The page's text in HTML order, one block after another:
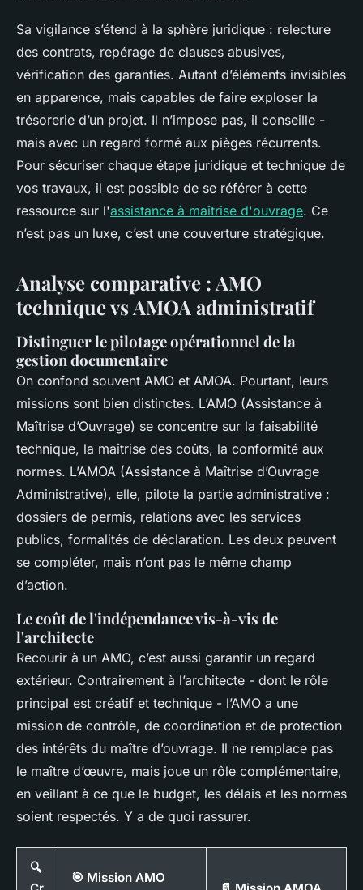
Sa vigilance s’étend à la sphère juridique : relecture
des contrats, repérage de clauses abusives,
vérification des garanties. Autant d’éléments invisibles
en apparence, mais capables de faire exploser la
trésorerie d’un projet. Il n’impose pas, il conseille -
mais avec un regard formé aux pièges récurrents.
Pour sécuriser chaque étape juridique et technique de
vos travaux, il est possible de se référer à cette
ressource sur l'assistance à maîtrise d'ouvrage. Ce
n’est pas un luxe, c’est une couverture stratégique.
Analyse comparative : AMO
technique vs AMOA administratif
Distinguer le pilotage opérationnel de la
gestion documentaire
On confond souvent AMO et AMOA. Pourtant, leurs
missions sont bien distinctes. L’AMO (Assistance à
Maîtrise d’Ouvrage) se concentre sur la faisabilité
technique, la maîtrise des coûts, la conformité aux
normes. L’AMOA (Assistance à Maîtrise d’Ouvrage
Administrative), elle, pilote la partie administrative :
dossiers de permis, relations avec les services
publics, formalités de déclaration. Les deux peuvent
se compléter, mais n’ont pas le même champ
d’action.
Le coût de l'indépendance vis-à-vis de
l'architecte
Recourir à un AMO, c’est aussi garantir un regard
extérieur. Contrairement à l’architecte - dont le rôle
principal est créatif et technique - l’AMO a une
mission de contrôle, de coordination et de protection
des intérêts du maître d’ouvrage. Il ne remplace pas
le maître d’œuvre, mais joue un rôle complémentaire,
en veillant à ce que le budget, les délais et les normes
soient respectés. Y a de quoi rassurer.
🔍
🎯 Mission AMO